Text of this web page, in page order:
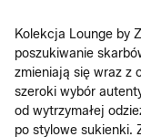
Kolekcja Lounge by
poszukiwanie
zmieniają się wraz z
szeroki wybór
od wytrzymałej
po stylowe sukienki.